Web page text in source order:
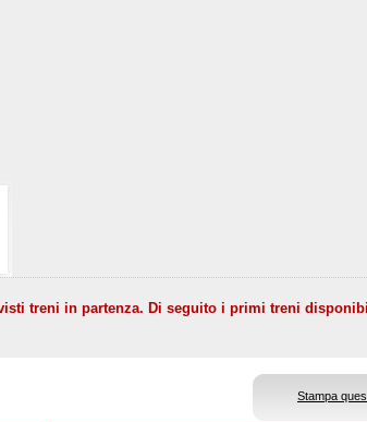
treni in partenza. Di seguito i primi treni
Stampa